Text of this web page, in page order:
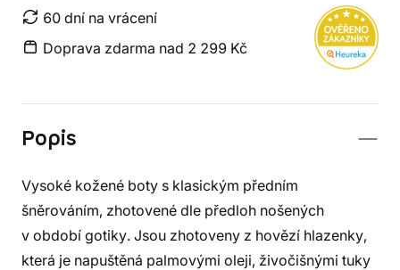
60 dní na vrácení
Doprava zdarma nad 2 299 Kč
Popis
Vysoké kožené boty s klasickým předním
šněrováním, zhotovené dle předloh nošených
v období gotiky. Jsou zhotoveny z hovězí hlazenky,
která je napuštěná palmovými oleji, živočišnými tuky